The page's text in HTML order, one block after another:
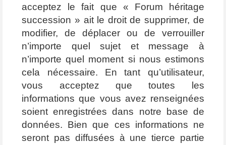
acceptez le fait que « Forum héritage
succession » ait le droit de supprimer, de
modifier, de déplacer ou de verrouiller
n’importe quel sujet et message à
n’importe quel moment si nous estimons
cela nécessaire. En tant qu’utilisateur,
vous acceptez que toutes les
informations que vous avez renseignées
soient enregistrées dans notre base de
données. Bien que ces informations ne
seront pas diffusées à une tierce partie